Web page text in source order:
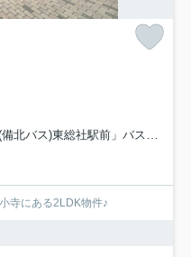
備北バス)東総社駅前」バス停下車 徒歩4分
寺にある2LDK物件♪